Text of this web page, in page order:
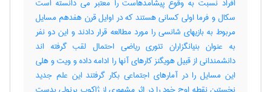
سکال و فرما اولی کسانی هستند که در اوایل قرن هفدهم مسایل
مربوط به بازیهای شانسی را مورد مطالعه قرار دادند و این دو نفر
به عنوان بنیانگزاران تئوری ریاضی احتمال لقب گرفته اند
دانشمندانی از قبیل هویگنز کارهای آنها را ادامه داده و ویت و هلی
این مسایل را در آمارهای اجتماعی بکار گرفتند این علم جدید